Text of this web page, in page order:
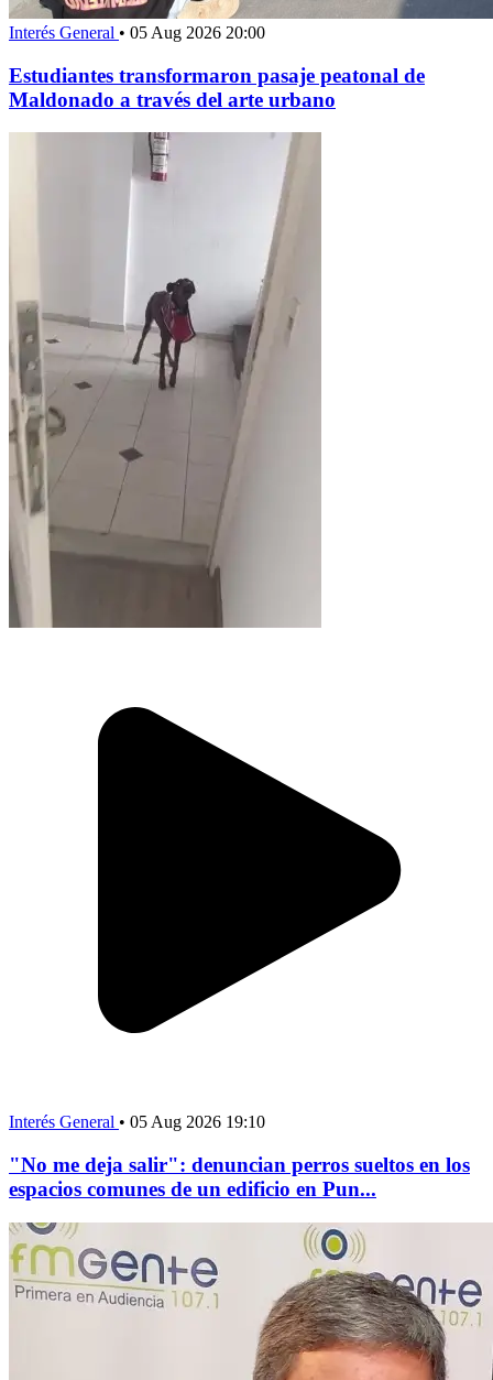
Interés General • 05 Aug 2026 20:00
Estudiantes transformaron pasaje peatonal de
Maldonado a través del arte urbano
Interés General • 05 Aug 2026 19:10
"No me deja salir": denuncian perros sueltos en los
espacios comunes de un edificio en Pun...